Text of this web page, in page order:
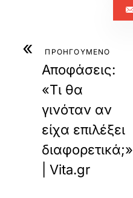
« ΠΡΟΗΓΟΥΜΕΝΟ
Αποφάσεις:
«Τι θα
γινόταν αν
είχα επιλέξει
διαφορετικά;»
| Vita.gr